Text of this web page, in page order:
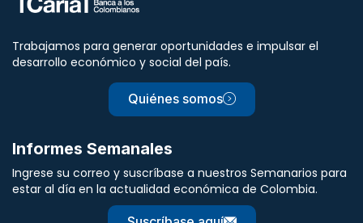
Trabajamos para generar oportunidades e impulsar el
desarrollo económico y social del país.
Quiénes somos
Informes Semanales
Ingrese su correo y suscríbase a nuestros Semanarios para
estar al día en la actualidad económica de Colombia.